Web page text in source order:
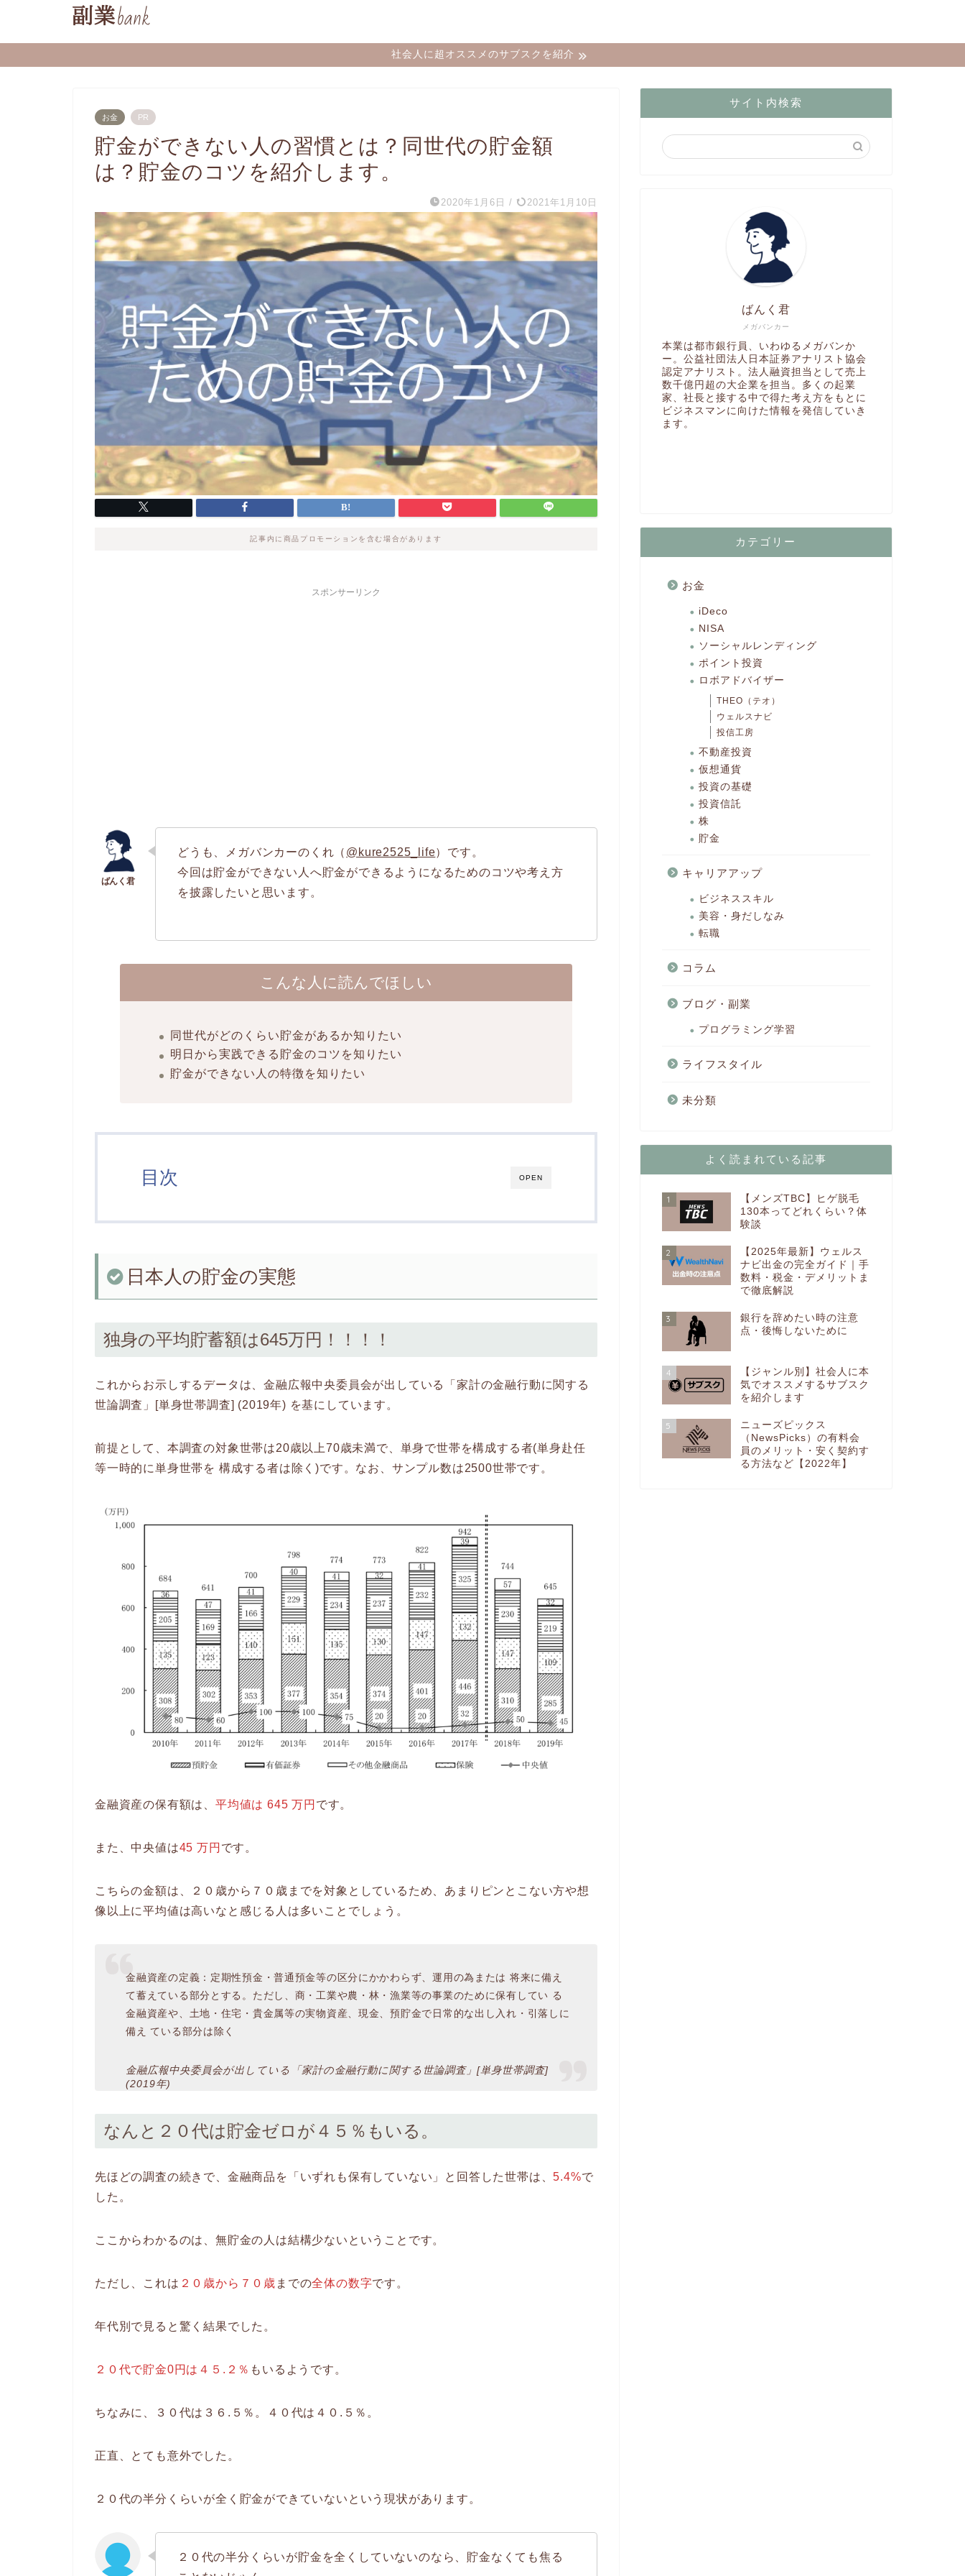
社会人に超オススメのサブスクを紹介
お金 PR
貯金ができない人の習慣とは？同世代の貯金額
は？貯金のコツを紹介します。
2020年1月6日 / 2021年1月10日
記事内に商品プロモーションを含む場合があります
スポンサーリンク
どうも、メガバンカーのくれ（ @kure2525_life）です。
今回は貯金ができない人へ貯金ができるようになるためのコツや考え方
を披露したいと思います。
こんな人に読んでほしい
同世代がどのくらい貯金があるか知りたい
明日から実践できる貯金のコツを知りたい
貯金ができない人の特徴を知りたい
OPEN
目次
日本人の貯金の実態
独身の平均貯蓄額は645万円！！！！
これからお示しするデータは、金融広報中央委員会が出している「家計の金融行動に関する
世論調査」[単身世帯調査] (2019年) を基にしています。
前提として、本調査の対象世帯は20歳以上70歳未満で、単身で世帯を構成する者(単身赴任
等一時的に単身世帯を 構成する者は除く)です。なお、サンプル数は2500世帯です。
金融資産の保有額は、 平均値は 645 万円 です。
また、中央値は45 万円 です。
こちらの金額は、２０歳から７０歳までを対象としているため、あまりピンとこない方や想
像以上に平均値は高いなと感じる人は多いことでしょう。
金融資産の定義：定期性預金・普通預金等の区分にかかわらず、運用の為または 将来に備え
て蓄えている部分とする。ただし、商・工業や農・林・漁業等の事業のために保有してい る
金融資産や、土地・住宅・貴金属等の実物資産、現金、預貯金で日常的な出し入れ・引落しに
備え ている部分は除く
金融広報中央委員会が出している「家計の金融行動に関する世論調査」[単身世帯調査]
(2019年)
なんと２０代は貯金ゼロが４５％もいる。
先ほどの調査の続きで、金融商品を「いずれも保有していない」と回答した世帯は、5.4%で
した。
ここからわかるのは、無貯金の人は結構少ないということです。
ただし、これは ２０歳から７０歳 までの全体の数字です。
年代別で見ると驚く結果でした。
２０代で貯金0円は４５.２％ もいるようです。
ちなみに、３０代は３６.５％。４０代は４０.５％。
正直、とても意外でした。
２０代の半分くらいが全く貯金ができていないという現状があります。
２０代の半分くらいが貯金を全くしていないのなら、貯金なくても焦る
サイト内検索
メガバンカー
ばんく君
本業は都市銀行員、いわゆるメガバンか
ー。公益社団法人日本証券アナリスト協会
認定アナリスト。法人融資担当として売上
数千億円超の大企業を担当。多くの起業
家、社長と接する中で得た考え方をもとに
ビジネスマンに向けた情報を発信していき
ます。
カテゴリー
お金
iDeco
NISA
ソーシャルレンディング
ポイント投資
ロボアドバイザー
THEO（テオ）
ウェルスナビ
投信工房
不動産投資
仮想通貨
投資の基礎
投資信託
株
貯金
キャリアアップ
ビジネススキル
美容・身だしなみ
転職
コラム
ブログ・副業
プログラミング学習
ライフスタイル
未分類
よく読まれている記事
1
【メンズTBC】ヒゲ脱毛
130本ってどれくらい？体
験談
2
【2025年最新】ウェルス
ナビ出金の完全ガイド｜手
数料・税金・デメリットま
で徹底解説
3
銀行を辞めたい時の注意
点・後悔しないために
4
【ジャンル別】社会人に本
気でオススメするサブスク
を紹介します
5
ニューズピックス
（NewsPicks）の有料会
員のメリット・安く契約す
る方法など【2022年】